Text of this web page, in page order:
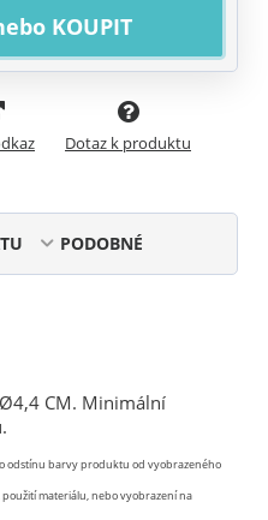
KOUPIT
Dotaz k produktu
PODOBNÉ
CM. Minimální
odstínu barvy produktu od vyobrazeného
materiálu, nebo vyobrazení na